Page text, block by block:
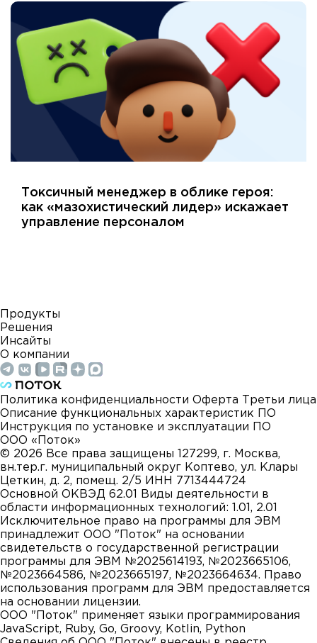
Токсичный менеджер в облике героя:
как «мазохистический лидер» искажает
управление персоналом
Продукты
Решения
Инсайты
О компании
Политика конфиденциальности Оферта
Третьи лица
Описание функциональных характеристик ПО
Инструкция по установке и эксплуатации ПО
ООО «Поток»
© 2026 Все права защищены
127299, г. Москва,
вн.тер.г. муниципальный округ Коптево, ул. Клары
Цеткин, д. 2, помещ. 2/5 ИНН 7713444724
Основной ОКВЭД 62.01
Виды деятельности в
области информационных технологий: 1.01, 2.01
Исключительное право на программы для ЭВМ
принадлежит ООО "Поток" на основании
свидетельств о государственной регистрации
программы для ЭВМ №2025614193, №2023665106,
№2023664586, №2023665197, №2023664634. Право
использования программ для ЭВМ предоставляется
на основании лицензии.
ООО "Поток" применяет языки программирования
JavaScript, Ruby, Go, Groovy, Kotlin, Python